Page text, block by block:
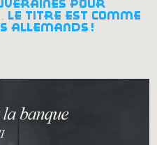
pour
le titre est comme
allemands !